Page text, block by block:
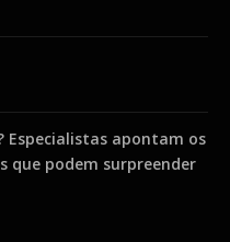
Especialistas apontam os
que podem surpreender